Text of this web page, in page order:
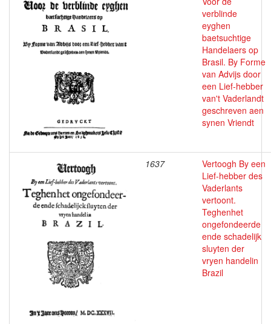
verblinde
eyghen
baetsuchtige
Handelaers op
Brasil. By Forme
van Advijs door
een Lief-hebber
van't Vaderlandt
geschreven aen
synen Vriendt
1637
Vertoogh By een
Lief-hebber des
Vaderlants
vertoont.
Teghenhet
ongefondeerde
ende schadelijk
sluyten der
vryen handelin
Brazil